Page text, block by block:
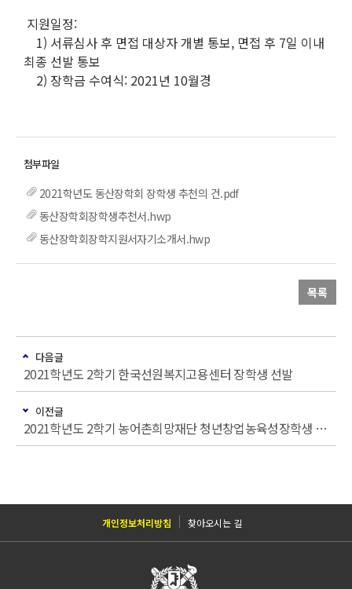
지원일정:
1) 서류심사 후 면접 대상자 개별 통보, 면접 후 7일 이내
최종 선발 통보
2) 장학금 수여식: 2021년 10월경
2021학년도 동산장학회 장학생 추천의 건.pdf
동산장학회장학생추천서.hwp
동산장학회장학지원서자기소개서.hwp
목록
다음글
2021학년도 2학기 한국선원복지고용센터 장학생 선발
이전글
2021학년도 2학기 농어촌희망재단 청년창업농육성장학생 추가 모집
개인정보처리방침 찾아오시는 길